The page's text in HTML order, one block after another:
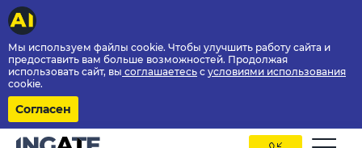
Мы используем файлы cookie. Чтобы улучшить работу сайта и
предоставить вам больше возможностей. Продолжая
использовать сайт, вы соглашаетесь с условиями использования
cookie.
Согласен